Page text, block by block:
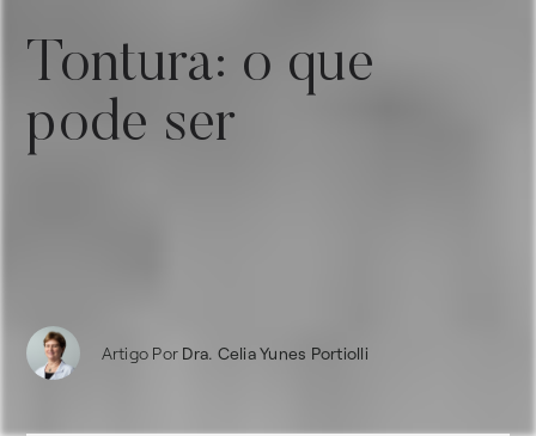
Tontura: o que
pode ser
Artigo Por Dra. Celia Yunes Portiolli